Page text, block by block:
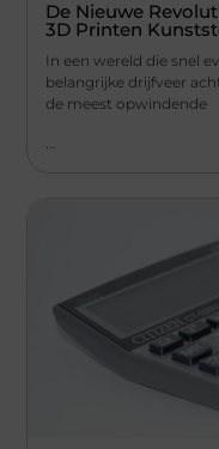
De Nieuwe
3D Printen
In een wereld die snel
belangrijke drijfveer
de meest opwindende